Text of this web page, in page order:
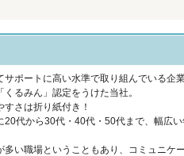
サポートに高い水準で取り組んでいる企
くるみん」認定をうけた当社。
すさは折り紙付き！
20代から30代・40代・50代まで、幅広
多い職場ということもあり、コミュニケ